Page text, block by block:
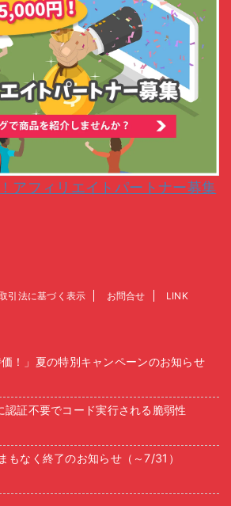
アフィリエイトパートナー募集
引法に基づく表示 お問合せ LINK
価！」夏の特別キャンペーンのお知らせ
認証不要でコード実行される脆弱性
もなく終了のお知らせ（～7/31）